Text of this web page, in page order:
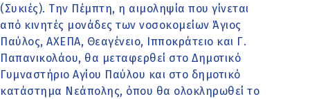
(Συκιές). Την Πέμπτη, η αιμοληψία που γίνεται
από κινητές μονάδες των νοσοκομείων Άγιος
Παύλος, ΑΧΕΠΑ, Θεαγένειο, Ιπποκράτειο και Γ.
Παπανικολάου, θα μεταφερθεί στο Δημοτικό
Γυμναστήριο Αγίου Παύλου και στο δημοτικό
κατάστημα Νεάπολης, όπου θα ολοκληρωθεί το